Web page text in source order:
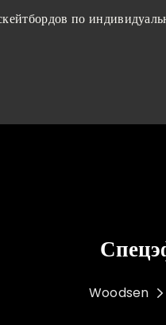
по
Woodsen